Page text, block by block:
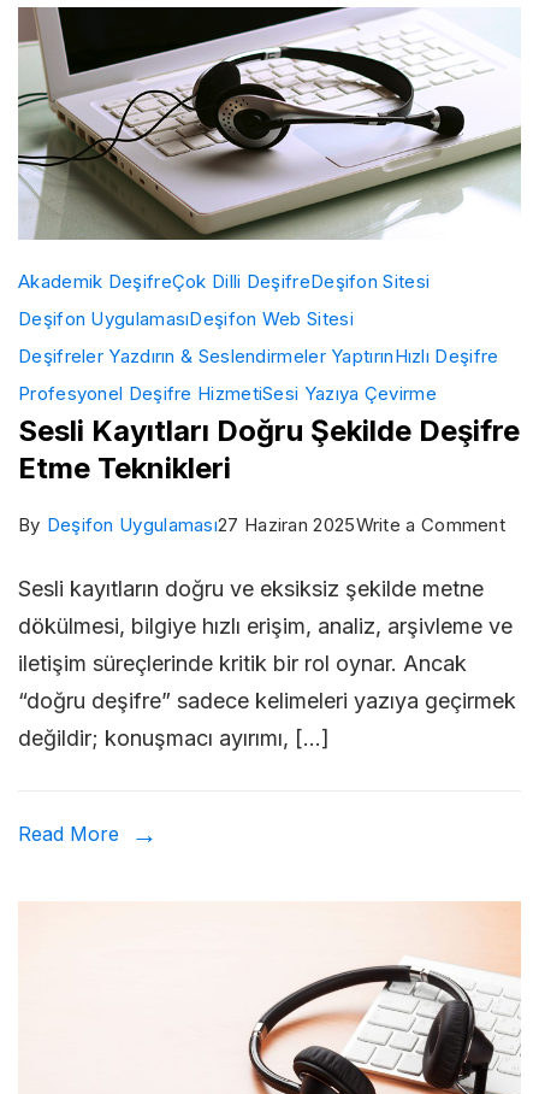
Akademik DeşifreÇok Dilli DeşifreDeşifon Sitesi
Deşifon UygulamasıDeşifon Web Sitesi
Deşifreler Yazdırın & Seslendirmeler YaptırınHızlı Deşifre
Profesyonel Deşifre HizmetiSesi Yazıya Çevirme
Sesli Kayıtları Doğru Şekilde Deşifre
Etme Teknikleri
By Deşifon Uygulaması27 Haziran 2025Write a Commenton
Sesli kayıtların doğru ve eksiksiz şekilde metne
dökülmesi, bilgiye hızlı erişim, analiz, arşivleme ve
iletişim süreçlerinde kritik bir rol oynar. Ancak
“doğru deşifre” sadece kelimeleri yazıya geçirmek
değildir; konuşmacı ayırımı, […]
Read More